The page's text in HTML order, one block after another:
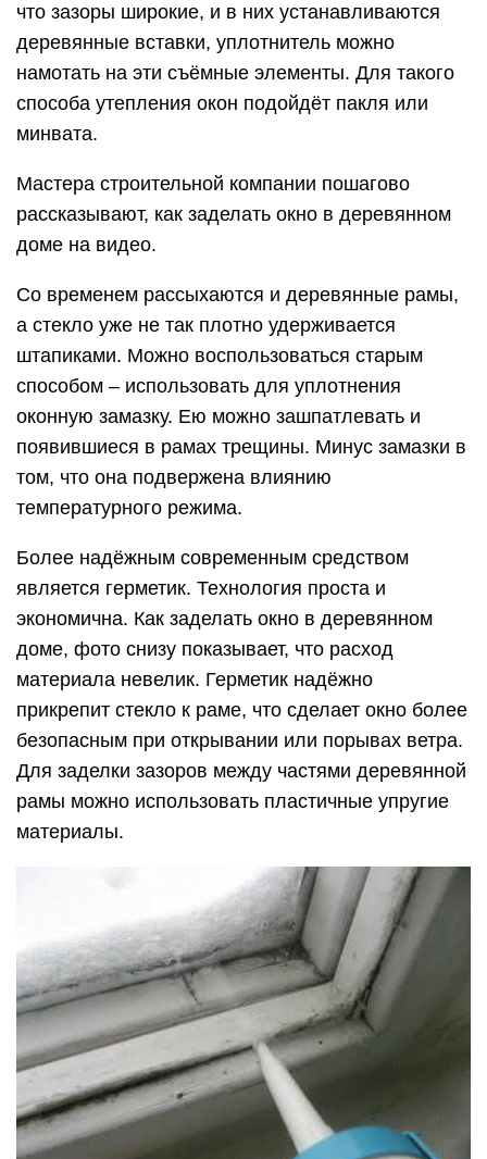
что зазоры широкие, и в них устанавливаются
деревянные вставки, уплотнитель можно
намотать на эти съёмные элементы. Для такого
способа утепления окон подойдёт пакля или
минвата.
Мастера строительной компании пошагово
рассказывают, как заделать окно в деревянном
доме на видео.
Со временем рассыхаются и деревянные рамы,
а стекло уже не так плотно удерживается
штапиками. Можно воспользоваться старым
способом – использовать для уплотнения
оконную замазку. Ею можно зашпатлевать и
появившиеся в рамах трещины. Минус замазки в
том, что она подвержена влиянию
температурного режима.
Более надёжным современным средством
является герметик. Технология проста и
экономична. Как заделать окно в деревянном
доме, фото снизу показывает, что расход
материала невелик. Герметик надёжно
прикрепит стекло к раме, что сделает окно более
безопасным при открывании или порывах ветра.
Для заделки зазоров между частями деревянной
рамы можно использовать пластичные упругие
материалы.